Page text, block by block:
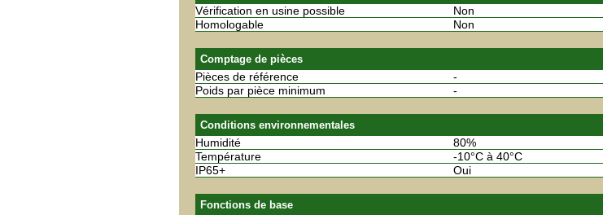
Vérification en usine possible
Non
Homologable
Non
Comptage de pièces
Pièces de référence
-
Poids par pièce minimum
-
Conditions environnementales
Humidité
80%
Température
-10°C à 40°C
IP65+
Oui
Fonctions de base